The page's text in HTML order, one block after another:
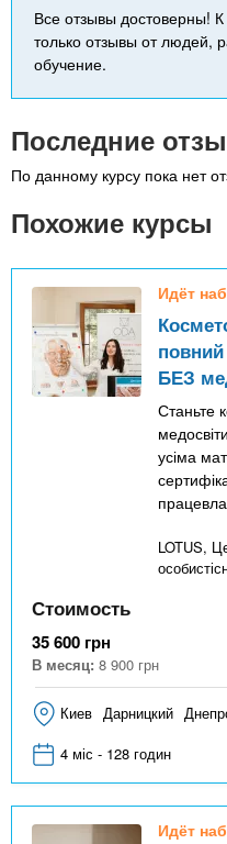
Все отзывы достоверны!
только отзывы от людей,
обучение.
Последние
По данному курсу пока нет
Похожие курсы
Идёт
БЕЗ
Станьте
усіма
LOTUS,
Стоимость
35 600 грн
В месяц: 8 900 грн
Киев Дарницкий
4 міс - 128 годин
Идёт